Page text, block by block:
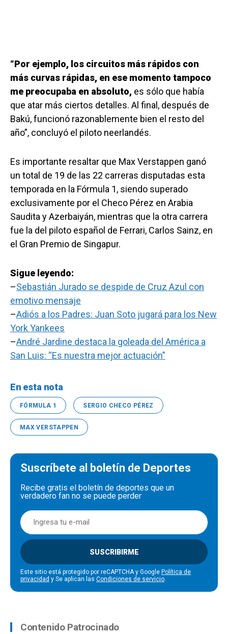
“Por ejemplo, los circuitos más rápidos con
más curvas rápidas, en ese momento tampoco
me preocupaba en absoluto, es sólo que había
que atar más ciertos detalles. Al final, después de
Bakú, funcionó razonablemente bien el resto del
año”, concluyó el piloto neerlandés.
Es importante resaltar que Max Verstappen ganó
un total de 19 de las 22 carreras disputadas esta
temporada en la Fórmula 1, siendo superado
exclusivamente por el Checo Pérez en Arabia
Saudita y Azerbaiyán, mientras que la otra carrera
fue la del piloto español de Ferrari, Carlos Sainz, en
el Gran Premio de Singapur.
Sigue leyendo:
–Sebastián Jurado se despide de Cruz Azul con
emotivo mensaje
–Adiós a los Padres: Juan Soto jugará para los New
York Yankees
–André Jardine destaca la goleada del América a
San Luis: “Es nuestra mejor actuación”
En esta nota
FÓRMULA 1 SERGIO CHECO PÉREZ
MAX VERSTAPPEN
Suscríbete al boletín de Deportes
Recibe gratis el boletín de deportes que un
verdadero fan no se puede perder
SUSCRIBIRME
Este sitio está protegido por reCAPTCHA y Google Política de
privacidad y Se aplican las Condiciones de servicio.
Contenido Patrocinado